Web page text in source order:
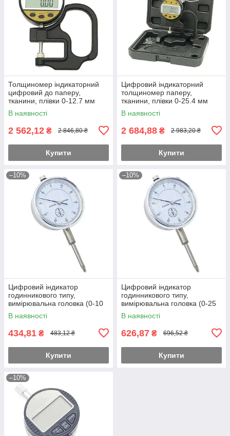
Толщиномер індикаторний
цифровий до паперу,
тканини, плівки 0-12.7 мм
(0.01мм) PROTESTER 5317-
10
В наявності
2 562,12 ₴ 2 846,80 ₴
Купити
Цифровий індикаторний
толщиномер паперу,
тканини, плівки 0-25.4 мм
(0.01мм) PROTESTER 5317-
25
В наявності
2 684,88 ₴ 2 983,20 ₴
Купити
–10%
Цифровий індикатор
годинникового типу,
вимірювальна головка (0-10
мм) PROTESTER DIAI0010
В наявності
434,81 ₴ 483,12 ₴
Купити
–10%
Цифровий індикатор
годинникового типу,
вимірювальна головка (0-25
мм) PROTESTER DIAI0025
В наявності
626,87 ₴ 696,52 ₴
Купити
–10%